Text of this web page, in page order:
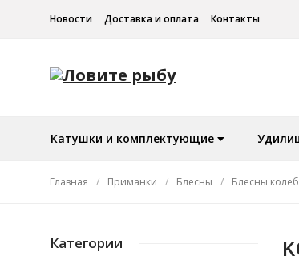
Новости Доставка и оплата Контакты
Катушки и комплектующие
Главная / Приманки / Блесны / Блесны
Категории